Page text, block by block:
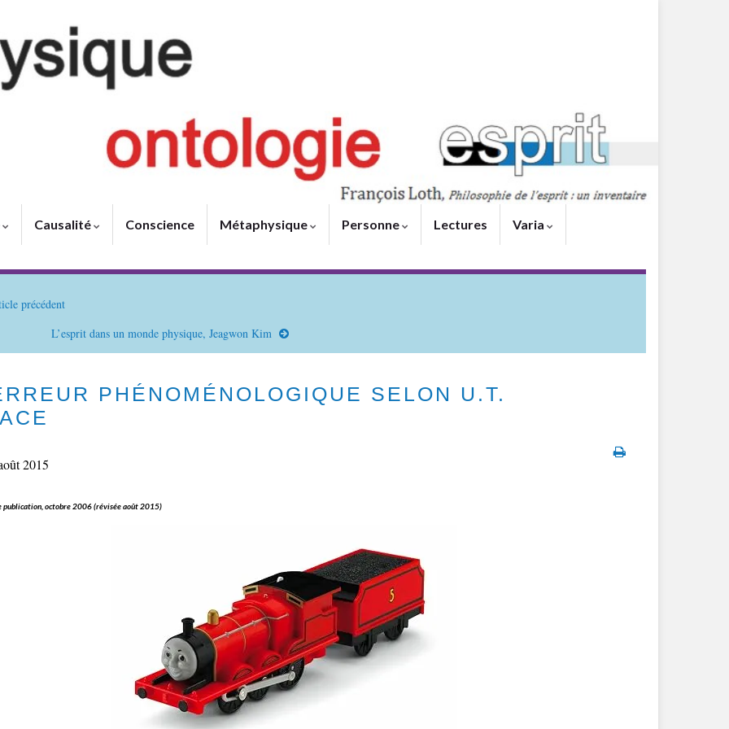
Causalité Conscience Métaphysique Personne Lectures Varia
précédent
L’esprit dans un monde physique, Jeagwon Kim
PHÉNOMÉNOLOGIQUE SELON U.T.
2015
publication, octobre 2006 (révisée août 2015)